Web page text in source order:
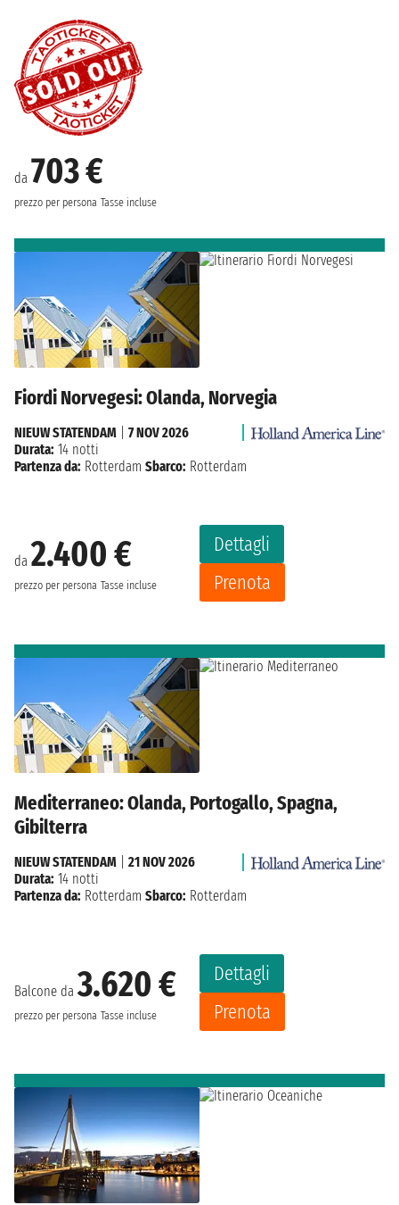
da 703 €
prezzo per persona Tasse incluse
Fiordi Norvegesi: Olanda, Norvegia
da 2.400 €
prezzo per persona Tasse incluse
Dettagli
Prenota
NIEUW STATENDAM
7 NOV 2026
Durata: 14 notti
Partenza da: Rotterdam Sbarco: Rotterdam
Mediterraneo: Olanda, Portogallo, Spagna,
Gibilterra
Balcone da3.620 €
prezzo per persona Tasse incluse
Dettagli
Prenota
NIEUW STATENDAM
21 NOV 2026
Durata: 14 notti
Partenza da: Rotterdam Sbarco: Rotterdam